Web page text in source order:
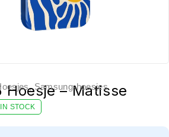
,Samsung-hoesjes
Hoesje – Matisse
IN STOCK